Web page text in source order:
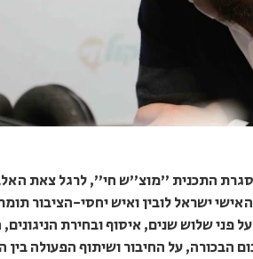
התכנית "מוצ"ש חי", לרגל צאת
ישראל לובין ואיש יחסי-הציבור
שלוש שנים, איסוף ובחירת הניגונים,
הבכורה, על החיבור ושיתוף הפעולה בין